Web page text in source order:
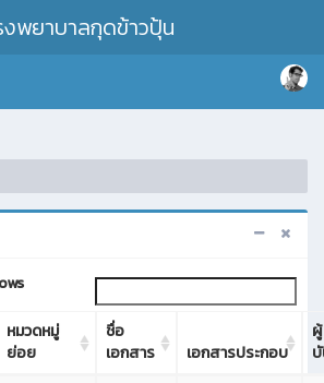
งพยาบาลกุดข้าวปุ้น
หมวดหมู่
ย่อย
ชื่อ
เอกสาร
เอกสารประกอบ
ผู้